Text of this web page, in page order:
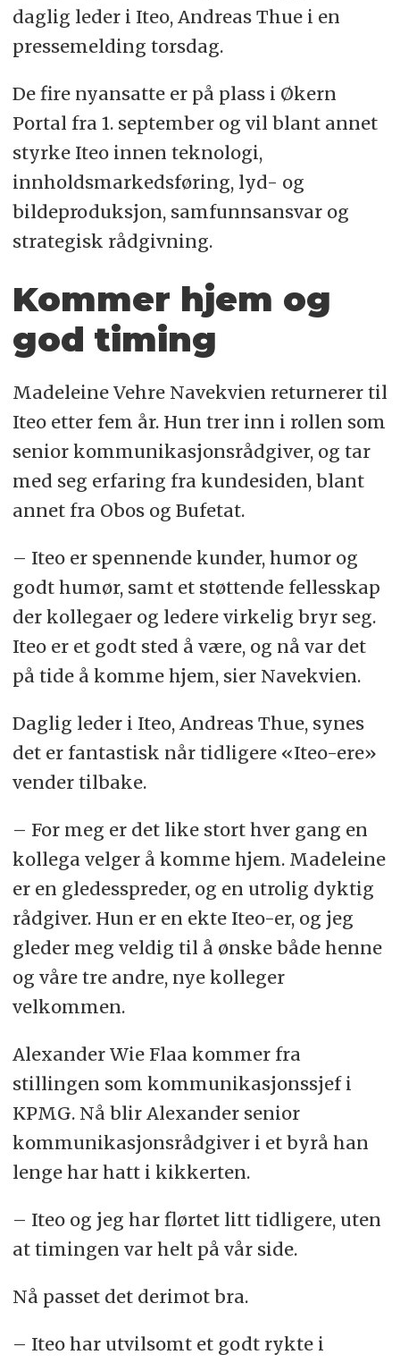
daglig leder i Iteo, Andreas Thue i en
pressemelding torsdag.
De fire nyansatte er på plass i Økern
Portal fra 1. september og vil blant annet
styrke Iteo innen teknologi,
innholdsmarkedsføring, lyd- og
bildeproduksjon, samfunnsansvar og
strategisk rådgivning.
Kommer hjem og
god timing
Madeleine Vehre Navekvien returnerer til
Iteo etter fem år. Hun trer inn i rollen som
senior kommunikasjonsrådgiver, og tar
med seg erfaring fra kundesiden, blant
annet fra Obos og Bufetat.
– Iteo er spennende kunder, humor og
godt humør, samt et støttende fellesskap
der kollegaer og ledere virkelig bryr seg.
Iteo er et godt sted å være, og nå var det
på tide å komme hjem, sier Navekvien.
Daglig leder i Iteo, Andreas Thue, synes
det er fantastisk når tidligere «Iteo-ere»
vender tilbake.
– For meg er det like stort hver gang en
kollega velger å komme hjem. Madeleine
er en gledesspreder, og en utrolig dyktig
rådgiver. Hun er en ekte Iteo-er, og jeg
gleder meg veldig til å ønske både henne
og våre tre andre, nye kolleger
velkommen.
Alexander Wie Flaa kommer fra
stillingen som kommunikasjonssjef i
KPMG. Nå blir Alexander senior
kommunikasjonsrådgiver i et byrå han
lenge har hatt i kikkerten.
– Iteo og jeg har flørtet litt tidligere, uten
at timingen var helt på vår side.
Nå passet det derimot bra.
– Iteo har utvilsomt et godt rykte i